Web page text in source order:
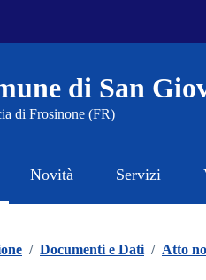
di San
di Frosinone (FR)
Novità Servizi
/ Documenti e Dati / Atto